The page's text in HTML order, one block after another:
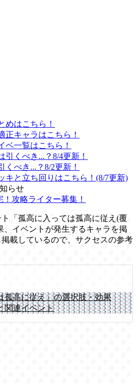
めはこちら！
正キャラはこちら！
ベ一覧はこちら！
引くべき...？8/4更新！
くべき...？8/2更新！
キと立ち回りはこちら！(8/7更新)
らせ
攻略ライター募集！
「孤高に入っては孤高に従え(覆
、イベントが発生するキャラを掲
載しているので、サクセスの参考
孤高に従え」の選択肢・効果
関連イベント